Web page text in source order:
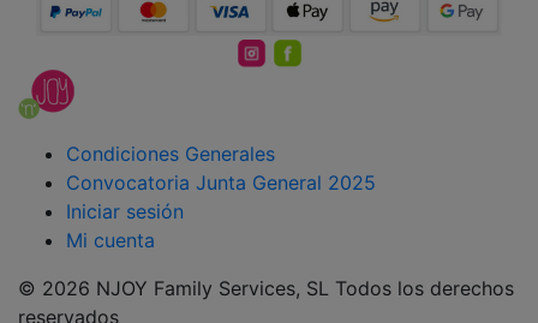
Condiciones Generales
Convocatoria Junta General 2025
Iniciar sesión
Mi cuenta
© 2026 NJOY Family Services, SL Todos los derechos
reservados